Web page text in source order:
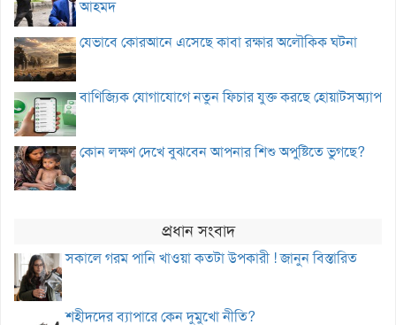
আহমদ
যেভাবে কোরআনে এসেছে কাবা রক্ষার অলৌকিক ঘটনা
বাণিজ্যিক যোগাযোগে নতুন ফিচার যুক্ত করছে হোয়াটসঅ্যাপ
কোন লক্ষণ দেখে বুঝবেন আপনার শিশু অপুষ্টিতে ভুগছে?
প্রধান সংবাদ
সকালে গরম পানি খাওয়া কতটা উপকারী ! জানুন বিস্তারিত
শহীদদের ব্যাপারে কেন দুমুখো নীতি?